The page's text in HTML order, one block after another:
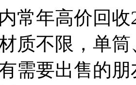
常年高价回收
质不限，单
需要出售的朋